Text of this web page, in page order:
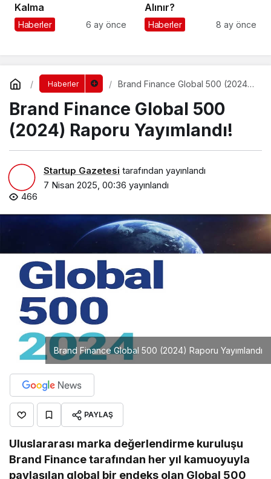
Kalma
Haberler 6 ay önce
Alınır?
Haberler 8 ay önce
Haberler
Brand Finance Global 500 (2024)
Brand Finance Global 500
(2024) Raporu Yayımlandı!
Startup Gazetesi tarafından yayınlandı
7 Nisan 2025, 00:36 yayınlandı
466
Brand Finance Global 500 (2024) Raporu Yayımlandı
PAYLAŞ
Uluslararası marka değerlendirme kuruluşu
Brand Finance tarafından her yıl kamuoyuyla
paylaşılan global bir endeks olan Global 500